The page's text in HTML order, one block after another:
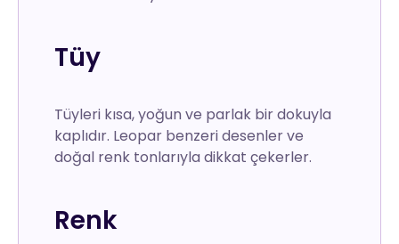
Tüy
Tüyleri kısa, yoğun ve parlak bir dokuyla
kaplıdır. Leopar benzeri desenler ve
doğal renk tonlarıyla dikkat çekerler.
Renk